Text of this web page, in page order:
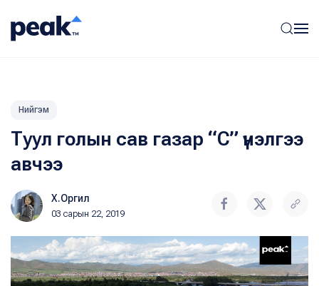
Нийгэм
Туул голын сав газар “C” үнэлгээ
авчээ
Х.Оргил
03 сарын 22, 2019